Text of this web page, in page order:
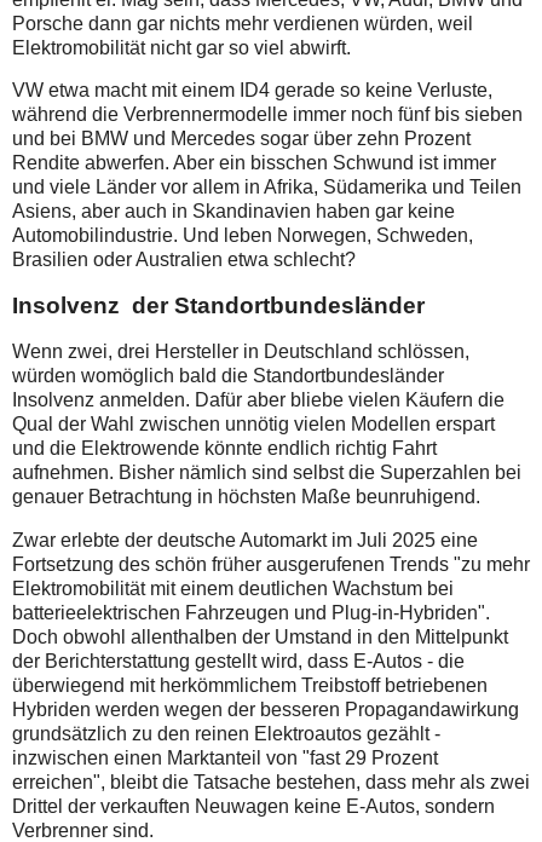
Porsche dann gar nichts mehr verdienen würden, weil
Elektromobilität nicht gar so viel abwirft.
VW etwa macht mit einem ID4 gerade so keine Verluste,
während die Verbrennermodelle immer noch fünf bis sieben
und bei BMW und Mercedes sogar über zehn Prozent
Rendite abwerfen. Aber ein bisschen Schwund ist immer
und viele Länder vor allem in Afrika, Südamerika und Teilen
Asiens, aber auch in Skandinavien haben gar keine
Automobilindustrie. Und leben Norwegen, Schweden,
Brasilien oder Australien etwa schlecht?
Insolvenz der Standortbundesländer
Wenn zwei, drei Hersteller in Deutschland schlössen,
würden womöglich bald die Standortbundesländer
Insolvenz anmelden. Dafür aber bliebe vielen Käufern die
Qual der Wahl zwischen unnötig vielen Modellen erspart
und die Elektrowende könnte endlich richtig Fahrt
aufnehmen. Bisher nämlich sind selbst die Superzahlen bei
genauer Betrachtung in höchsten Maße beunruhigend.
Zwar erlebte der deutsche Automarkt im Juli 2025 eine
Fortsetzung des schön früher ausgerufenen Trends "zu mehr
Elektromobilität mit einem deutlichen Wachstum bei
batterieelektrischen Fahrzeugen und Plug-in-Hybriden".
Doch obwohl allenthalben der Umstand in den Mittelpunkt
der Berichterstattung gestellt wird, dass E-Autos - die
überwiegend mit herkömmlichem Treibstoff betriebenen
Hybriden werden wegen der besseren Propagandawirkung
grundsätzlich zu den reinen Elektroautos gezählt -
inzwischen einen Marktanteil von "fast 29 Prozent
erreichen", bleibt die Tatsache bestehen, dass mehr als zwei
Drittel der verkauften Neuwagen keine E-Autos, sondern
Verbrenner sind.